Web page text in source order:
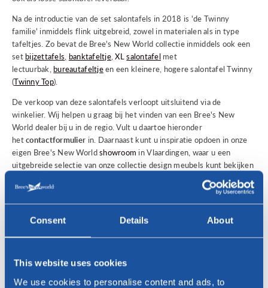
Consent Details About
This website uses cookies
We use cookies to personalise content and ads, to
Na de introductie van de set salontafels in 2018 is 'de Twinny
familie' inmiddels flink uitgebreid, zowel in materialen als in type
tafeltjes. Zo bevat de Bree's New World collectie inmiddels ook een
set bijzettafels banktafeltje, XLsalontafelmet
lectuurbak, bureautafeltjeen een kleinere, hogere salontafel Twinny
(Twinny Top).
De verkoop van deze salontafels verloopt uitsluitend via de
winkelier. Wij helpen u graag bij het vinden van een Bree's New
World dealer bij u in de regio. Vult u daartoe hieronder
hetcontactformulier in. Daarnaast kunt u inspiratie opdoen in onze
eigen Bree's New Worldshowroom in Vlaardingen, waar u een
uitgebreide selectie van onze collectie design meubels kunt bekijken
Geïnteresseerd?
de regio, neem gerust contact met ons op!
Naam *